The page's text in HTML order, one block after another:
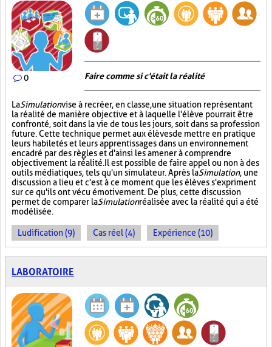
0 Faire comme si c'était la réalité
LaSimulationvise à recréer, en classe, une situation représentant
la réalité de manière objective et à laquelle l'élève pourrait être
confronté, soit dans la vie de tous les jours, soit dans sa profession
future. Cette technique permet aux élèves de mettre en pratique
leurs habiletés et leurs apprentissages dans un environnement
encadré par des règles et d'ainsi les amener à comprendre
objectivement la réalité. Il est possible de faire appel ou non à des
outils médiatiques, tels qu'un simulateur. Après laSimulation, une
discussion a lieu et c'est à ce moment que les élèves s'expriment
sur ce qu'ils ont vécu émotivement. De plus, cette discussion
permet de comparer laSimulationréalisée avec la réalité qui a été
modélisée.
Ludification (9) Cas réel (4) Expérience (10)
LABORATOIRE